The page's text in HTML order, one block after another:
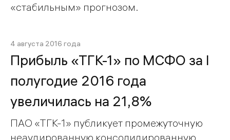
«стабильным» прогнозом.
4 августа 2016 года
Прибыль «ТГК-1» по МСФО за I
полугодие 2016 года
увеличилась на 21,8%
ПАО «ТГК-1» публикует промежуточную
неаудированную консолидированную